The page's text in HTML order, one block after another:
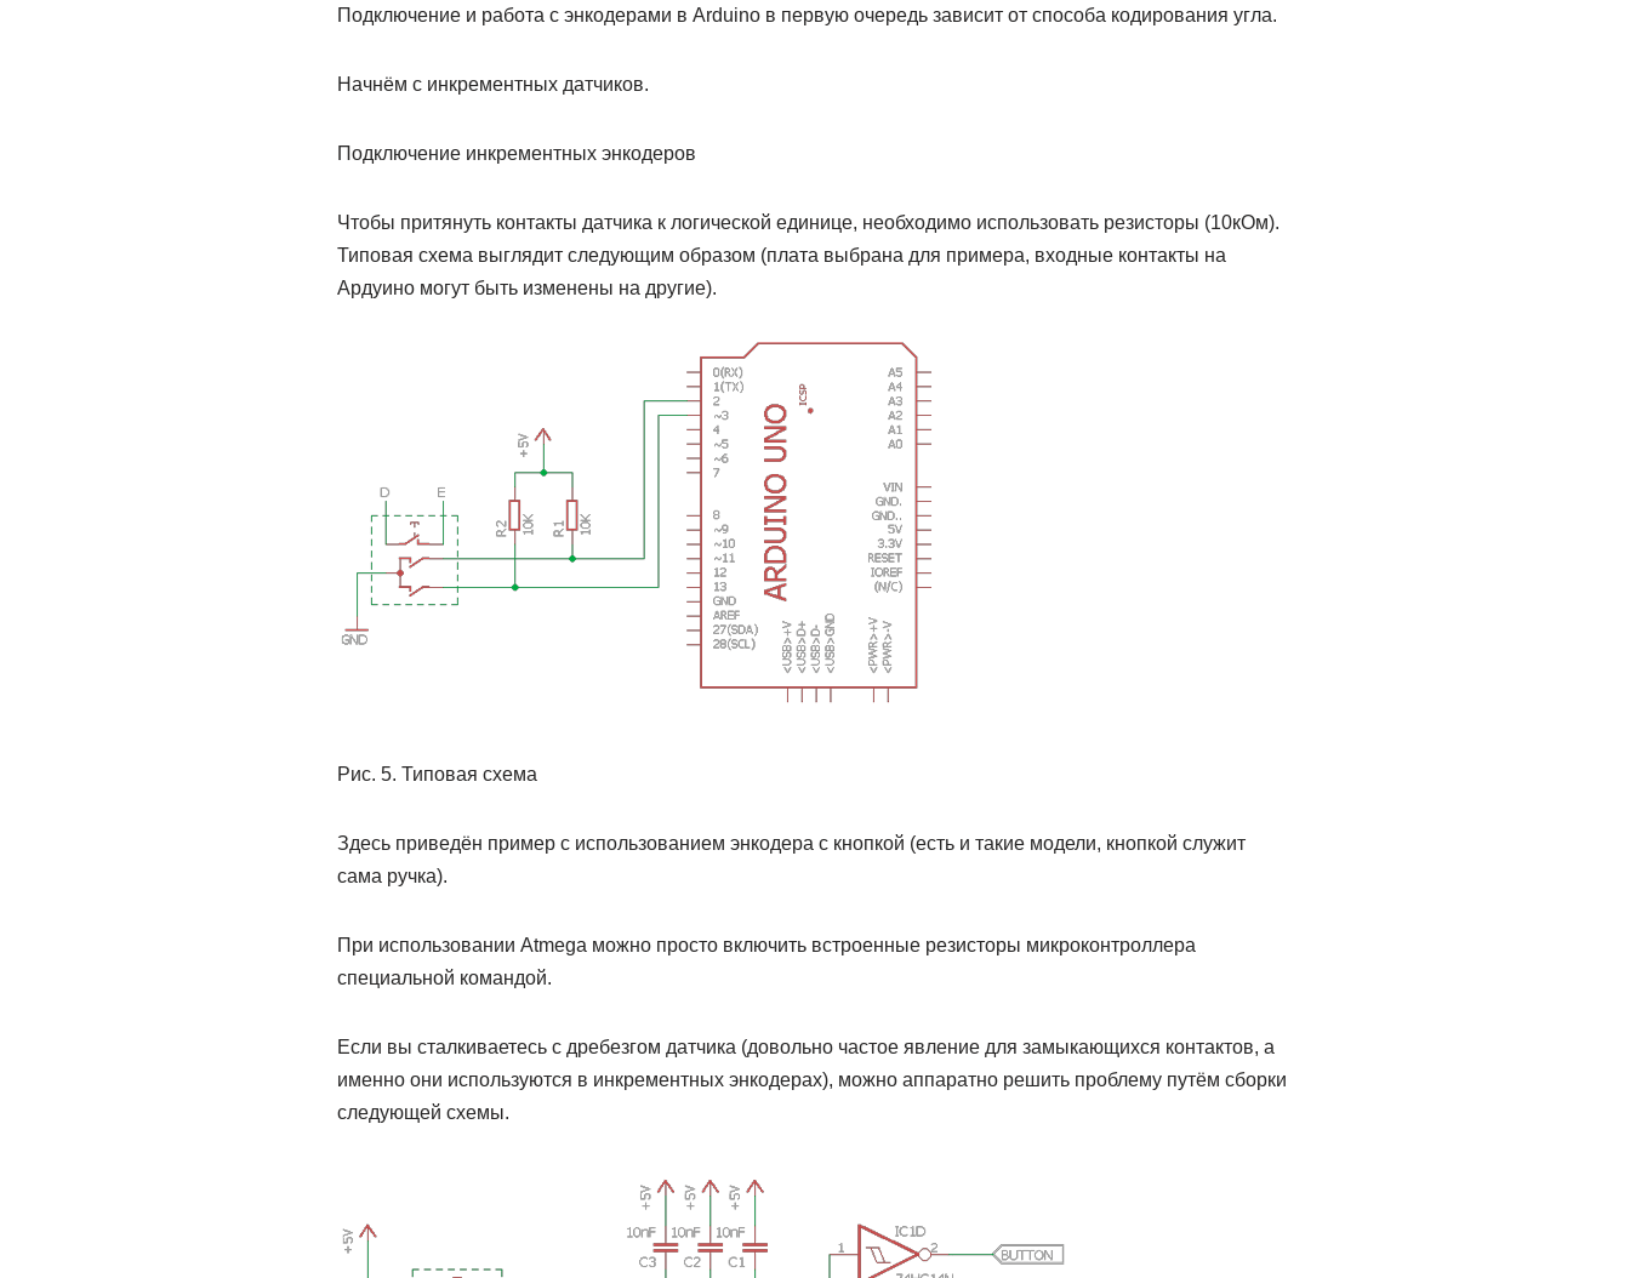
Подключение и работа с энкодерами в Arduino в первую очередь зависит от способа кодирования угла.
Начнём с инкрементных датчиков.
Подключение инкрементных энкодеров
Чтобы притянуть контакты датчика к логической единице, необходимо использовать резисторы (10кОм).
Типовая схема выглядит следующим образом (плата выбрана для примера, входные контакты на
Ардуино могут быть изменены на другие).
Рис. 5. Типовая схема
Здесь приведён пример с использованием энкодера с кнопкой (есть и такие модели, кнопкой служит
сама ручка).
При использовании Atmega можно просто включить встроенные резисторы микроконтроллера
специальной командой.
Если вы сталкиваетесь с дребезгом датчика (довольно частое явление для замыкающихся контактов, а
именно они используются в инкрементных энкодерах), можно аппаратно решить проблему путём сборки
следующей схемы.